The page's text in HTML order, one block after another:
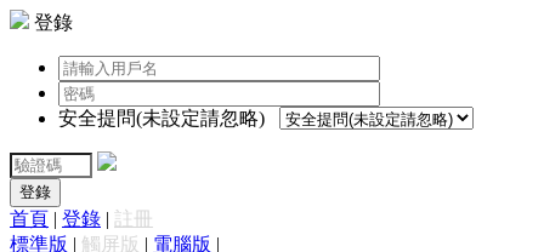
登錄
安全提問(未設定請忽略)
登錄
首頁 | 登錄 | 註冊
標準版 | 觸屏版 | 電腦版 |